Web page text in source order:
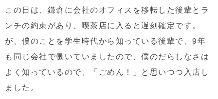
この日は、鎌倉に会社のオフィスを移転した後輩とラ
ンチの約束があり、喫茶店に入ると遅刻確定です。
が、僕のことを学生時代から知っている後輩で、9年
も同じ会社で働いていましたので、僕のだらしなさは
よく知っているので、「ごめん！」と思いつつ入店し
ました。